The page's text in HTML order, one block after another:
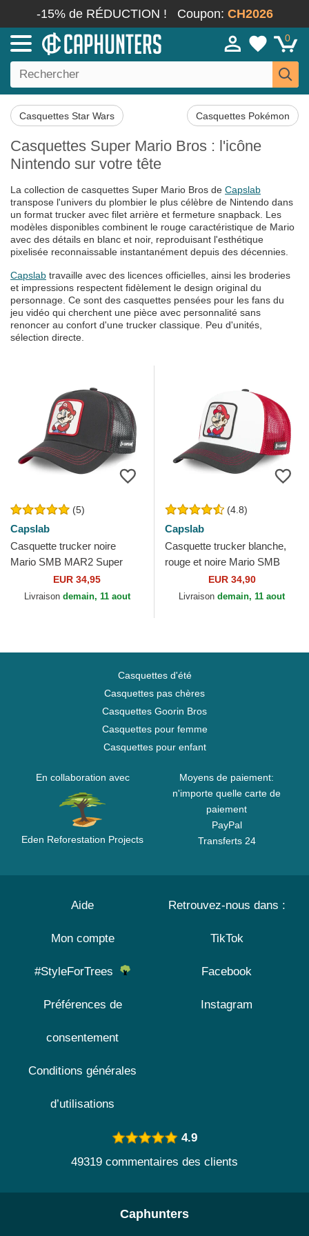
-15% de RÉDUCTION ! Coupon: CH2026
0
Casquettes Star Wars Casquettes Pokémon
Casquettes Super Mario Bros : l'icône
Nintendo sur votre tête
La collection de casquettes Super Mario Bros de Capslab
transpose l'univers du plombier le plus célèbre de Nintendo dans
un format trucker avec filet arrière et fermeture snapback. Les
modèles disponibles combinent le rouge caractéristique de Mario
avec des détails en blanc et noir, reproduisant l'esthétique
pixelisée reconnaissable instantanément depuis des décennies.
Capslab travaille avec des licences officielles, ainsi les broderies
et impressions respectent fidèlement le design original du
personnage. Ce sont des casquettes pensées pour les fans du
jeu vidéo qui cherchent une pièce avec personnalité sans
renoncer au confort d'une trucker classique. Peu d'unités,
sélection directe.
(5)
Capslab
Casquette trucker noire
Mario SMB MAR2 Super
Mario Bros. Capslab
EUR 34,95
Livraison demain, 11 aout
(4.8)
Capslab
Casquette trucker blanche,
rouge et noire Mario SMB
MAR Super Mario Bros.
Capslab
EUR 34,90
Livraison demain, 11 aout
Casquettes d'été
Casquettes pas chères
Casquettes Goorin Bros
Casquettes pour femme
Casquettes pour enfant
En collaboration avec
Eden Reforestation Projects
Moyens de paiement:
n'importe quelle carte de
paiement
PayPal
Transferts 24
Aide
Mon compte
#StyleForTrees
Préférences de
consentement
Conditions générales
d’utilisations
Retrouvez-nous dans :
TikTok
Facebook
Instagram
4.9
49319 commentaires des clients
Caphunters